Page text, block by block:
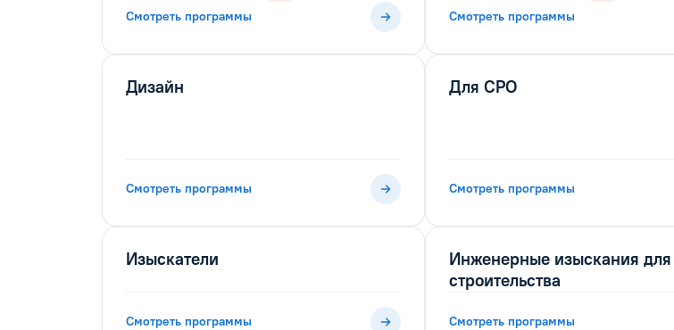
Смотреть программы Смотреть программы
Дизайн
Смотреть программы
Для СРО
Смотреть программы
Изыскатели
Смотреть программы
Инженерные изыскания для
строительства
Смотреть программы